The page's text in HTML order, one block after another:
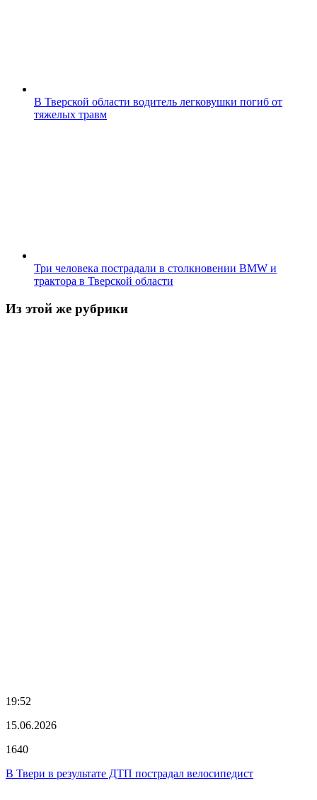
В Тверской области водитель легковушки погиб от
тяжелых травм
Три человека пострадали в столкновении BMW и
трактора в Тверской области
Из этой же рубрики
19:52
15.06.2026
1640
В Твери в результате ДТП пострадал велосипедист